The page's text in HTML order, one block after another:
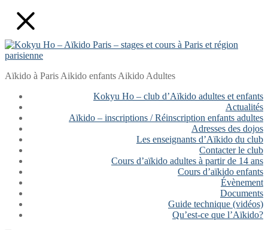
contenu
Menu
Aïkido à Paris Aikido enfants Aikido Adultes
Kokyu Ho – club d’Aïkido adultes et enfants
Actualités
Aïkido – inscriptions / Réinscription enfants adultes
Adresses des dojos
Les enseignants d’Aïkido du club
Contacter le club
Cours d’aïkido adultes à partir de 14 ans
Cours d’aïkido enfants
Évènement
Documents
Guide technique (vidéos)
Qu’est-ce que l’Aïkido?